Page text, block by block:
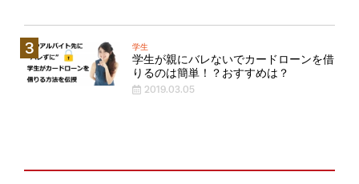
学生
学生が親にバレないでカードローンを借
りるのは簡単！？おすすめは？
2019.03.05